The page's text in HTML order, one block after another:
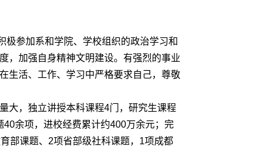
参加系和学院、学校组织的政治学习和
，加强自身精神文明建设。有强烈的事业
生活、工作、学习中严格要求自己，尊敬
大，独立讲授本科课程4门，研究生课程
余项，进校经费累计约400万余元；完
部课题、2项省部级社科课题，1项成都